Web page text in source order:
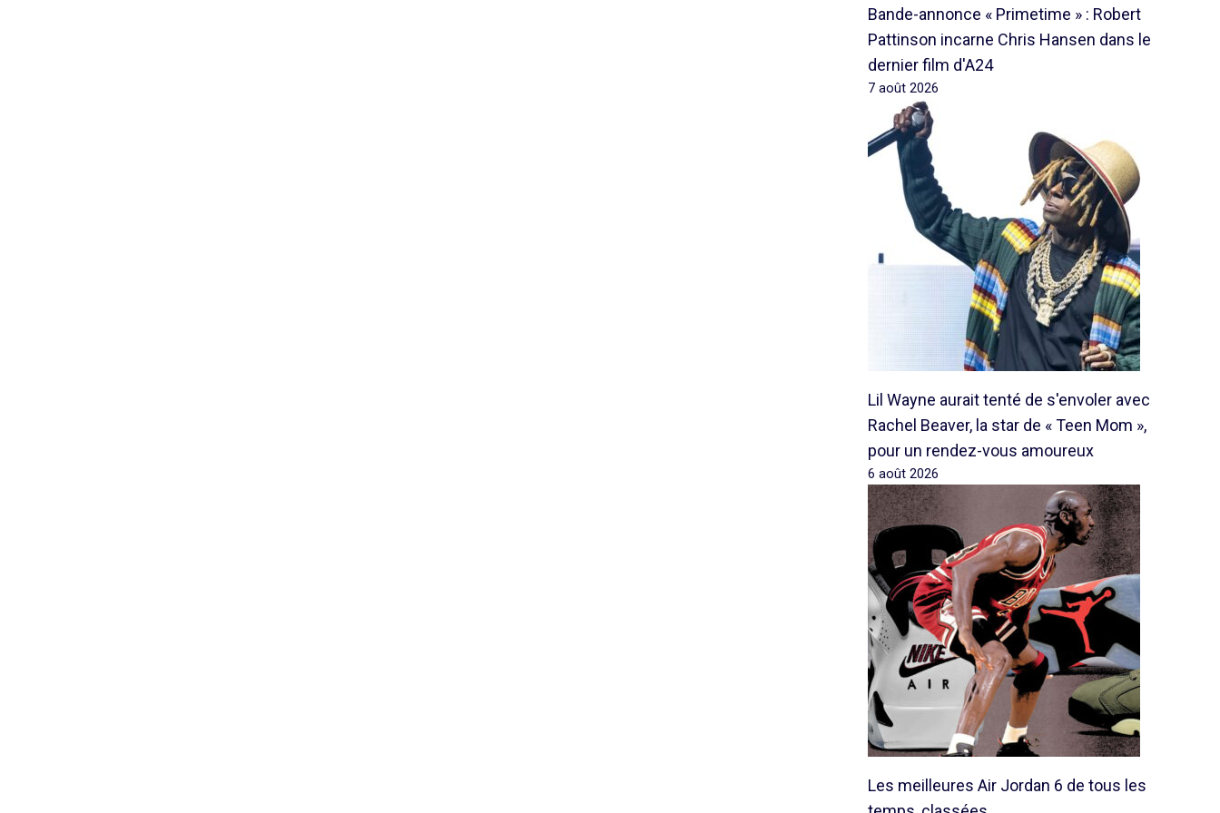
Bande-annonce « Primetime » : Robert
Pattinson incarne Chris Hansen dans le
dernier film d'A24
7 août 2026
Lil Wayne aurait tenté de s'envoler avec
Rachel Beaver, la star de « Teen Mom »,
pour un rendez-vous amoureux
6 août 2026
Les meilleures Air Jordan 6 de tous les